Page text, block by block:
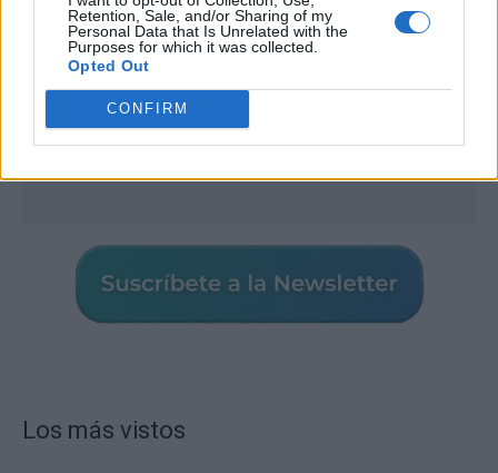
Retention, Sale, and/or Sharing of my
Personal Data that Is Unrelated with the
Purposes for which it was collected.
Opted Out
CONFIRM
Los más vistos